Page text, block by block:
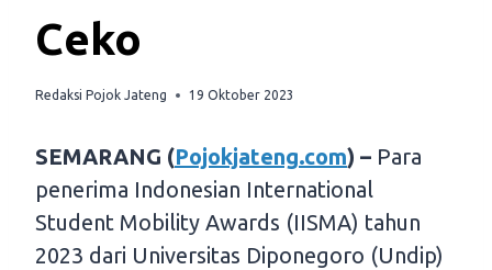
Ceko
Redaksi Pojok Jateng 19 Oktober 2023
SEMARANG (Pojokjateng.com) – Para
penerima Indonesian International
Student Mobility Awards (IISMA) tahun
2023 dari Universitas Diponegoro (Undip)